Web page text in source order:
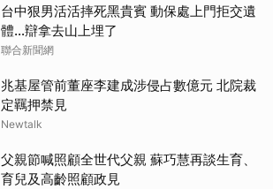
台中狠男活活摔死黑貴賓 動保處上門拒交遺
體…辯拿去山上埋了
聯合新聞網
兆基屋管前董座李建成涉侵占數億元 北院裁
定羈押禁見
Newtalk
父親節喊照顧全世代父親 蘇巧慧再談生育、
育兒及高齡照顧政見